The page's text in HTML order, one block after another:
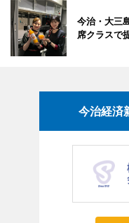
今治・大三
席クラスで
今治経済